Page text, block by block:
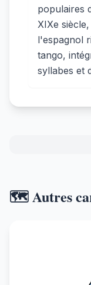
populaires
XIXe
l'espagnol
tango,
syllabes et
🗺️ Autres